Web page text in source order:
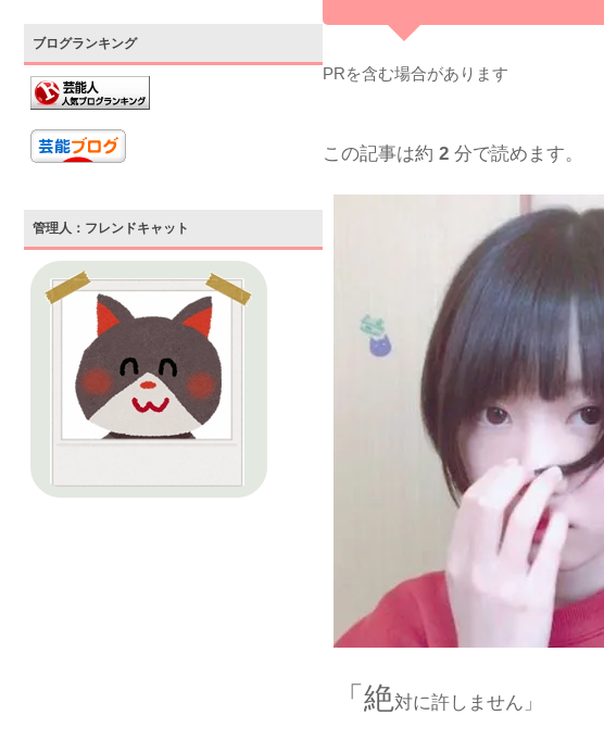
PRを含む場合があります
この記事は約 2 分で読めます。
「絶対に許しません」
ブログランキング
管理人：フレンドキャット